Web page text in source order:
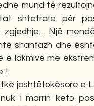
mund të
shtetrore për
Një
shantazh dhe
e lakmive më
jashtëtokësore e
i marrin keto